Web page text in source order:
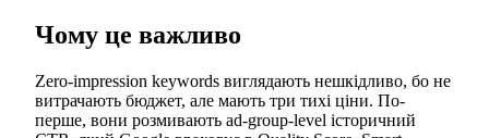
Чому це важливо
Zero-impression keywords виглядають нешкідливо, бо не
витрачають бюджет, але мають три тихі ціни. По-
перше, вони розмивають ad-group-level історичний